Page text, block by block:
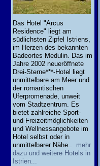
Das Hotel "Arcus
Residence" liegt am
südlichsten Zipfel Istriens,
im Herzen des bekannten
Badeortes Medulin. Das im
Jahre 2002 neueröffnete
Drei-Sterne***-Hotel liegt
unmittelbare am Meer und
der romantischen
Uferpromenade, unweit
vom Stadtzentrum. Es
bietet zahlreiche Sport-
und Freizeitmöglichkeiten
und Wellnessangebote im
Hotel selbst oder in
unmittelbarer Nähe.. mehr
dazu und weitere Hotels in
Istrien...